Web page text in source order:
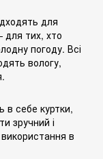
для
для тих, хто
погоду. Всі
вологу,
себе куртки,
зручний і
в